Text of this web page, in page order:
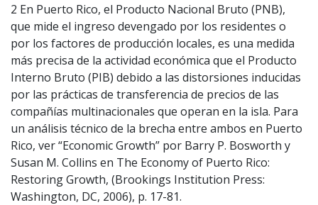
2 En Puerto Rico, el Producto Nacional Bruto (PNB),
que mide el ingreso devengado por los residentes o
por los factores de producción locales, es una medida
más precisa de la actividad económica que el Producto
Interno Bruto (PIB) debido a las distorsiones inducidas
por las prácticas de transferencia de precios de las
compañías multinacionales que operan en la isla. Para
un análisis técnico de la brecha entre ambos en Puerto
Rico, ver “Economic Growth” por Barry P. Bosworth y
Susan M. Collins en The Economy of Puerto Rico:
Restoring Growth, (Brookings Institution Press:
Washington, DC, 2006), p. 17-81.